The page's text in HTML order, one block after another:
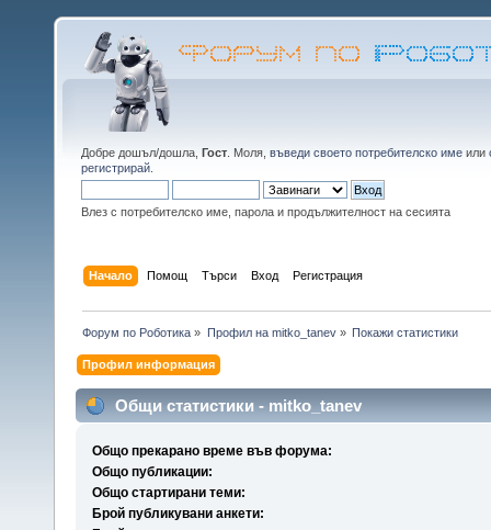
Добре дошъл/дошла, Гост . Моля, въведи своето потребителско име или
регистрирай
Влез с потребителско име, парола и продължителност на сесията
Начало Помощ Търси Вход Регистрация
Форум по Роботика » Профил на mitko_tanev» Покажи статистики
Профил информация
Общи статистики - mitko_tanev
Общо прекарано време във форума:
Общо публикации:
Общо стартирани теми:
Брой публикувани анкети: